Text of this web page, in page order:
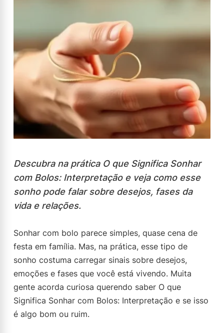
Descubra na prática O que Significa Sonhar
com Bolos: Interpretação e veja como esse
sonho pode falar sobre desejos, fases da
vida e relações.
Sonhar com bolo parece simples, quase cena de
festa em família. Mas, na prática, esse tipo de
sonho costuma carregar sinais sobre desejos,
emoções e fases que você está vivendo. Muita
gente acorda curiosa querendo saber O que
Significa Sonhar com Bolos: Interpretação e se isso
é algo bom ou ruim.